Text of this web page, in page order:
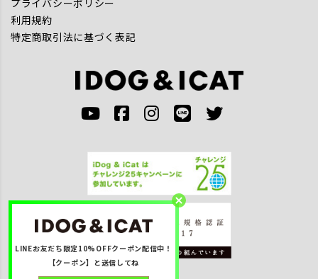
利用規約
特定商取引法に基づく表記
LINEお友だち限定10%OFFクーポン配信中！
【クーポン】と送信してね